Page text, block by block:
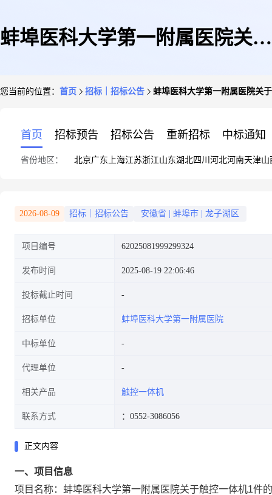
蚌埠医科大学第一附属医院关于
您当前的位置： 首页 招标｜招标公告 蚌埠医科大学第一附属医院关
首页 招标预告 招标公告 重新招标 中标通知
省份地区： 北京广东 上海江苏浙江山东湖北四川 河北河南天津山
2026-08-09 招标｜招标公告 安徽省 蚌埠市 龙子湖区
项目编号 62025081999299324
发布时间 2025-08-19 22:06:46
投标截止时间
招标单位 蚌埠医科大学第一附属医院
中标单位
代理单位
相关产品 触控一体机
联系方式 ：0552-3086056
正文内容
一、项目信息
项目名称： 蚌埠医科大学第一附属医院关于触控一体机1件